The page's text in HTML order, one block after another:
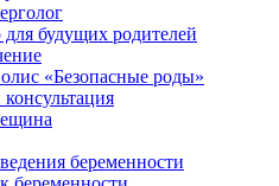
для будущих родителей
«Безопасные роды»
беременности